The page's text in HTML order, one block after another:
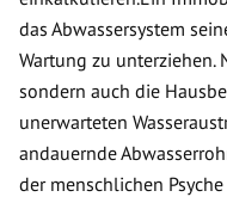
das Abwassersystem
Wartung zu unterziehen.
sondern auch die
unerwarteten
andauernde
der menschlichen